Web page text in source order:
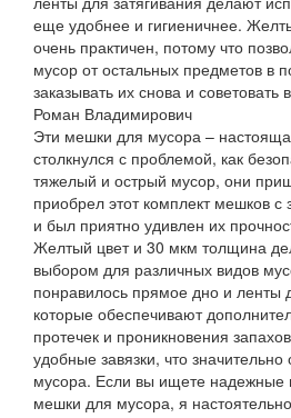
еще удобнее и гигиеничнее.
очень практичен, потому что
мусор от остальных предметов в
заказывать их снова и
Роман Владимирович
Эти мешки для мусора –
столкнулся с проблемой, как
тяжелый и острый мусор, они
приобрел этот комплект мешков с
и был приятно удивлен их
Желтый цвет и 30 мкм толщина
выбором для различных видов
понравилось прямое дно и ленты
которые обеспечивают
протечек и проникновения
удобные завязки, что значительно
мусора. Если вы ищете надежные
мешки для мусора, я